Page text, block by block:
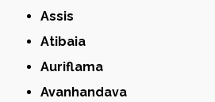
Assis
Atibaia
Auriflama
Avanhandava